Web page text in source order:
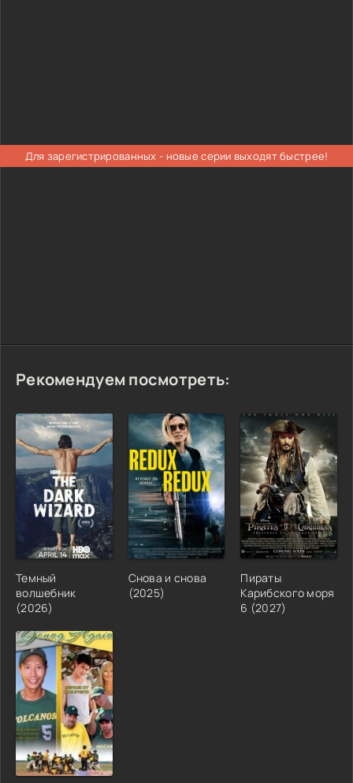
Для зарегистрированных - новые серии выходят быстрее!
Рекомендуем посмотреть:
Темный
волшебник
(2026)
Снова и снова
(2025)
Пираты
Карибского моря
6 (2027)